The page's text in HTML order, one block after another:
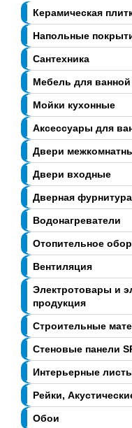
Керамическая
Напольные
Сантехника
Мебель для
Мойки кухонные
Аксессуары для
Двери
Двери входные
Дверная фурнитура
Водонагреватели
Отопительное
Вентиляция
Электротовары и
продукция
Строительные
Стеновые панели
Интерьерные
Рейки,
Обои